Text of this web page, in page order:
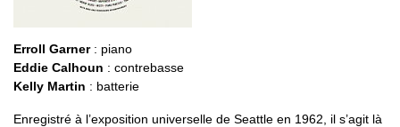
Erroll Garner: piano
Eddie Calhoun : contrebasse
Kelly Martin : batterie
Enregistré à l’exposition universelle de Seattle en 1962, il s’agit là